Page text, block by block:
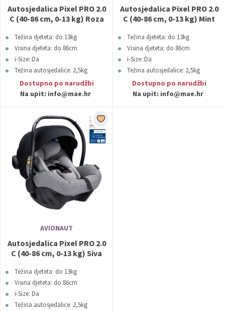
Autosjedalica Pixel PRO 2.0
C (40-86 cm, 0-13 kg) Roza
Težina djeteta: do 13kg
Visina djeteta: do 86cm
i-Size: Da
Težina autosjedalice: 2,5kg
Boja: Roza
Dostupno po narudžbi
Na upit: info@mae.hr
Autosjedalica Pixel PRO 2.0
C (40-86 cm, 0-13 kg) Mint
Težina djeteta: do 13kg
Visina djeteta: do 86cm
i-Size: Da
Težina autosjedalice: 2,5kg
Boja: Mint
Dostupno po narudžbi
Na upit: info@mae.hr
AVIONAUT
Autosjedalica Pixel PRO 2.0
C (40-86 cm, 0-13 kg) Siva
Težina djeteta: do 13kg
Visina djeteta: do 86cm
i-Size: Da
Težina autosjedalice: 2,5kg